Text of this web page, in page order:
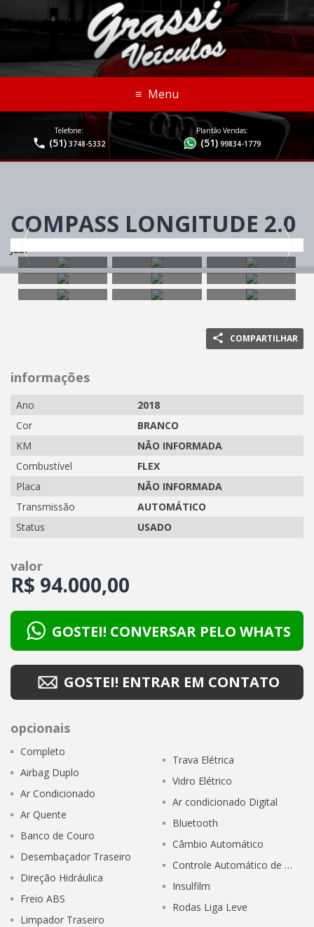
Telefone:
(51) 3748-5332
Plantão Vendas:
(51) 99834-1779
≡ Menu
COMPASS LONGITUDE 2.0
JEEP
COMPARTILHAR
informações
Ano
2018
Cor
BRANCO
KM
NÃO INFORMADA
Combustível
FLEX
Placa
NÃO INFORMADA
Transmissão
AUTOMÁTICO
Status
USADO
valor
R$ 94.000,00
GOSTEI! CONVERSAR PELO WHATS
GOSTEI! ENTRAR EM CONTATO
opcionais
Completo
Airbag Duplo
Ar Condicionado
Ar Quente
Banco de Couro
Desembaçador Traseiro
Direção Hidráulica
Freio ABS
Limpador Traseiro
Trava Elétrica
Vidro Elétrico
Ar condicionado Digital
Bluetooth
Câmbio Automático
Controle Automático de
Insulfilm
Rodas Liga Leve